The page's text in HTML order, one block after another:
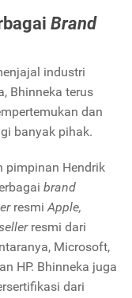
Brand
industri
Bhinneka terus
dan
banyak pihak.
pimpinan Hendrik
brand
resmiApple,
resmi dari
Microsoft,
HP. Bhinneka juga
dari